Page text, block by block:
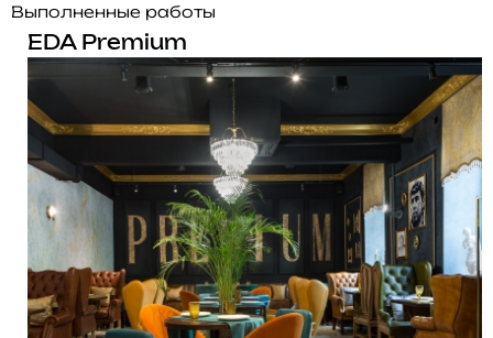
Выполненные работы
EDA Premium